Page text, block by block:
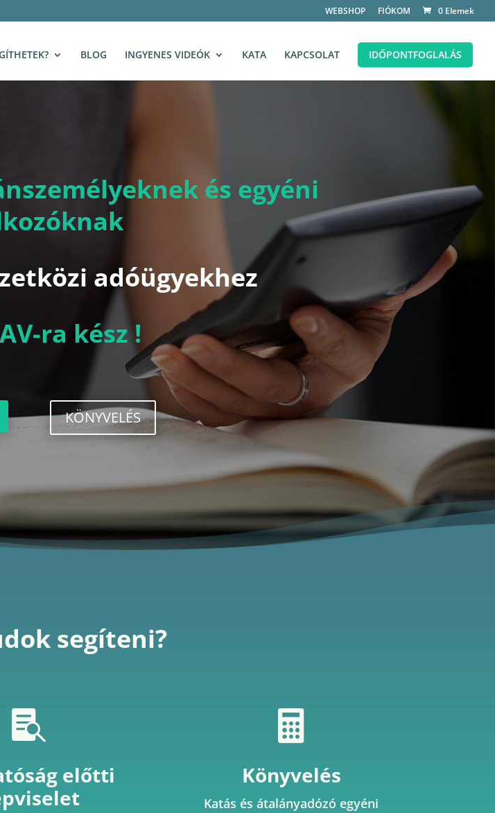
WEBSHOP FIÓKOM 0 Elemek
BLOG INGYENES VIDEÓK KATA KAPCSOLAT IDŐPONTFOGLALÁS
és egyéni
adóügyekhez
ra kész !
KÖNYVELÉS
segíteni?

előtti

Könyvelés
Katás és átalányadózó egyéni